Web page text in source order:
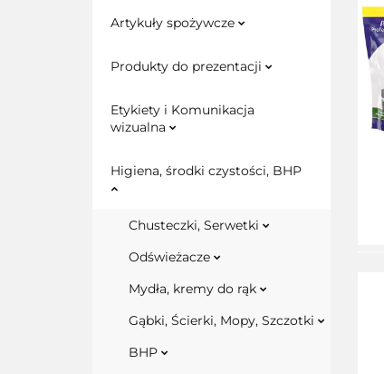
Artykuły spożywcze
Produkty do prezentacji
Etykiety i Komunikacja
wizualna
Higiena, środki czystości, BHP
Chusteczki, Serwetki
Odświeżacze
Mydła, kremy do rąk
Gąbki, Ścierki, Mopy, Szczotki
BHP